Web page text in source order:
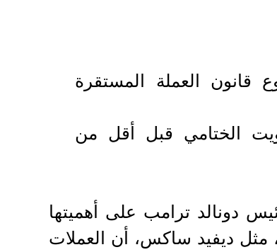
العملة المستقرة
الختامي قبل أقل من
دونالد ترامب على أهميتها
ديفيد ساكس، أن العملات